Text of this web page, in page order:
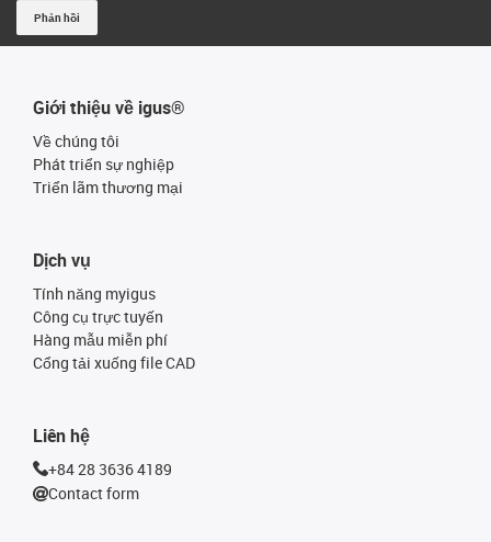
Phản hồi
Giới thiệu về igus®
Về chúng tôi
Phát triển sự nghiệp
Triển lãm thương mại
Dịch vụ
Tính năng myigus
Công cụ trực tuyến
Hàng mẫu miễn phí
Cổng tải xuống file CAD
Liên hệ
+84 28 3636 4189
Contact form